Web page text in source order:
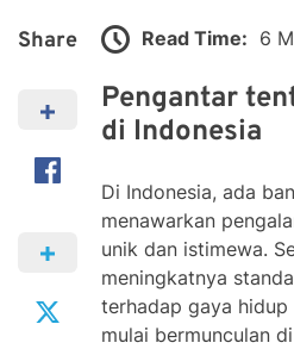
Share Read Time: 6
Pengantar
di Indonesia
Di Indonesia, ada
menawarkan
unik dan istimewa.
meningkatnya
terhadap gaya hidup
mulai bermunculan